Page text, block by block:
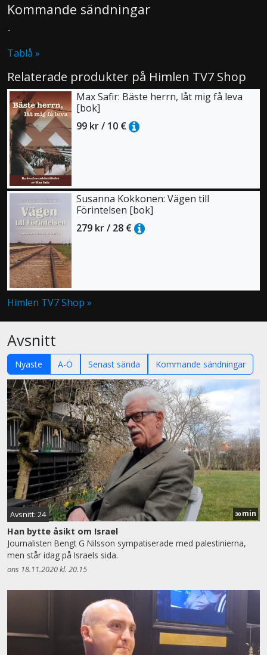
Kommande sändningar
-
Tablå »
Relaterade produkter på Himlen TV7 Shop
Max Safir: Bäste herrn, låt mig få leva
[bok]
99 kr / 10 €
Susanna Kokkonen: Vägen till
Förintelsen [bok]
279 kr / 28 €
Himlen TV7 Shop »
Avsnitt
Nyaste A-Ö Senast sända Kommande sändningar
Avsnitt: 24 30 min
Han bytte åsikt om Israel
Journalisten Bengt G Nilsson sympatiserade med palestinierna,
men står idag på Israels sida.
ons 18.11.2020 kl. 20.15